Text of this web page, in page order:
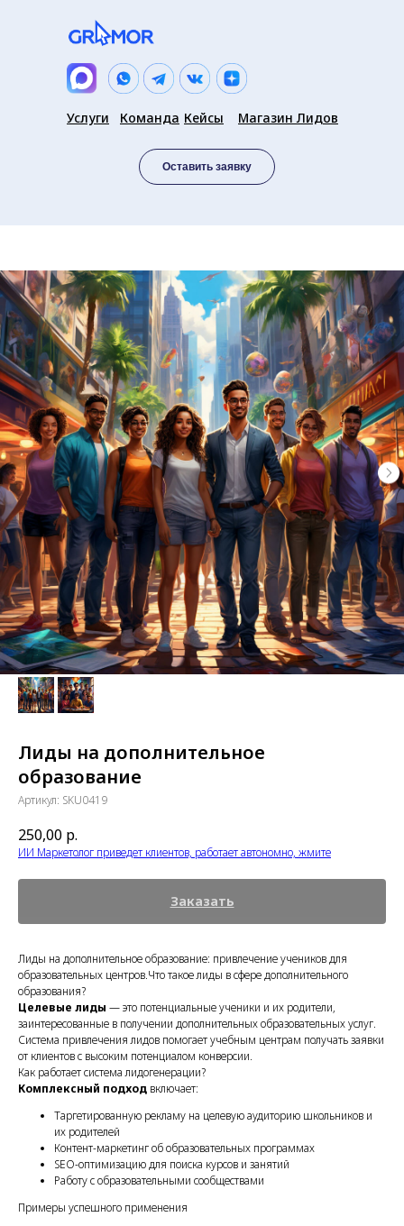
Оставить заявку
Услуги Кейсы Магазин Лидов
Команда
Лиды на дополнительное
образование
Артикул: SKU0419
250,00 р.
ИИ Маркетолог приведет клиентов, работает автономно, жмите
Заказать
Лиды на дополнительное образование: привлечение учеников для
образовательных центров.Что такое лиды в сфере дополнительного
образования?
Целевые лиды — это потенциальные ученики и их родители,
заинтересованные в получении дополнительных образовательных услуг.
Система привлечения лидов помогает учебным центрам получать заявки
от клиентов с высоким потенциалом конверсии.
Как работает система лидогенерации?
Комплексный подход включает:
Таргетированную рекламу на целевую аудиторию школьников и
их родителей
Контент-маркетинг об образовательных программах
SEO-оптимизацию для поиска курсов и занятий
Работу с образовательными сообществами
Примеры успешного применения